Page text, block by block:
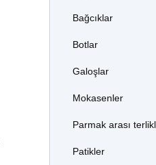
Bağcıklar
Botlar
Galoşlar
Mokasenler
Parmak arası
Patikler